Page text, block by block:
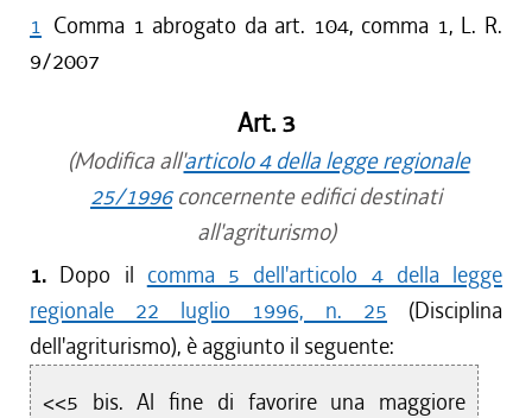
1 Comma 1 abrogato da art. 104, comma 1, L. R.
9/2007
Art. 3
(Modifica all'articolo 4 della legge regionale
25/1996concernente edifici destinati
all'agriturismo)
1. Dopo il comma 5 dell'articolo 4 della legge
regionale 22 luglio 1996, n. 25 (Disciplina
dell'agriturismo), è aggiunto il seguente:
<<5 bis. Al fine di favorire una maggiore